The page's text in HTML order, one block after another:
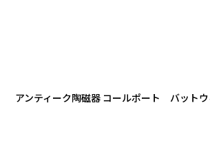
アンティーク陶磁器 コールポート バット